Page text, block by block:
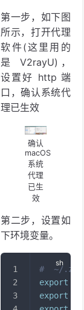
第一步，如下图
所示，打开代理
软件(这里用的
是 V2rayU)，
设置好 http 端
口，确认系统代
理已生效
确认
macOS
系统
代理
已生
效
第二步，设置如
下环境变量。
#  ~/
export
export